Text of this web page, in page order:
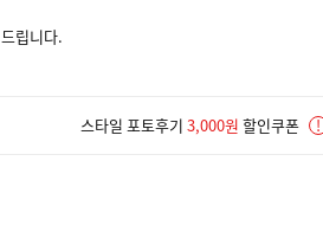
립니다.
스타일 포토후기 3,000원 할인쿠폰 !